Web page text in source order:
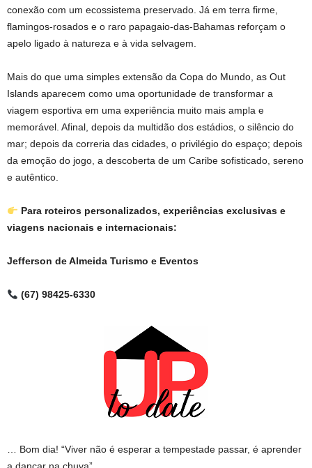
conexão com um ecossistema preservado. Já em terra firme,
flamingos-rosados e o raro papagaio-das-Bahamas reforçam o
apelo ligado à natureza e à vida selvagem.
Mais do que uma simples extensão da Copa do Mundo, as Out
Islands aparecem como uma oportunidade de transformar a
viagem esportiva em uma experiência muito mais ampla e
memorável. Afinal, depois da multidão dos estádios, o silêncio do
mar; depois da correria das cidades, o privilégio do espaço; depois
da emoção do jogo, a descoberta de um Caribe sofisticado, sereno
e autêntico.
Para roteiros personalizados, experiências exclusivas e
viagens nacionais e internacionais:
Jefferson de Almeida Turismo e Eventos
(67) 98425-6330
… Bom dia! “Viver não é esperar a tempestade passar, é aprender